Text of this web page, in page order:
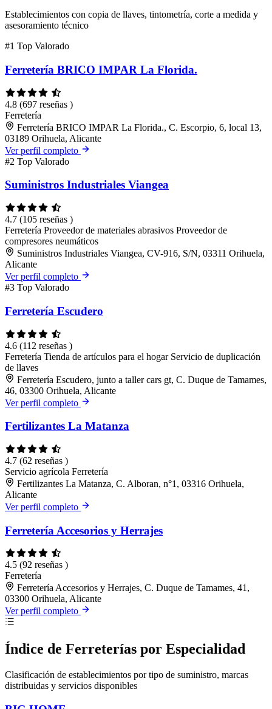
Establecimientos con copia de llaves, tintometría, corte a medida y
asesoramiento técnico
#1 Top Valorado
Ferretería BRICO IMPAR La Florida.
4.8 (697 reseñas )
Ferretería
Ferretería BRICO IMPAR La Florida., C. Escorpio, 6, local 13,
03189 Orihuela, Alicante
Ver perfil completo
#2 Top Valorado
Suministros Industriales Viangea
4.7 (105 reseñas )
Ferretería Proveedor de materiales abrasivos Proveedor de
compresores neumáticos
Suministros Industriales Viangea, CV-916, S/N, 03311 Orihuela,
Alicante
Ver perfil completo
#3 Top Valorado
Ferretería Escudero
4.6 (112 reseñas )
Ferretería Tienda de artículos para el hogar Servicio de duplicación
de llaves
Ferretería Escudero, junto a taller cars gt, C. Duque de Tamames,
46, 03300 Orihuela, Alicante
Ver perfil completo
Fertilizantes La Matanza
4.7 (62 reseñas )
Servicio agrícola Ferretería
Fertilizantes La Matanza, C. Alboran, n°1, 03316 Orihuela,
Alicante
Ver perfil completo
Ferretería Accesorios y Herrajes
4.5 (92 reseñas )
Ferretería
Ferretería Accesorios y Herrajes, C. Duque de Tamames, 41,
03300 Orihuela, Alicante
Ver perfil completo
Índice de Ferreterías por Especialidad
Clasificación de establecimientos por tipo de suministro, marcas
distribuidas y servicios disponibles